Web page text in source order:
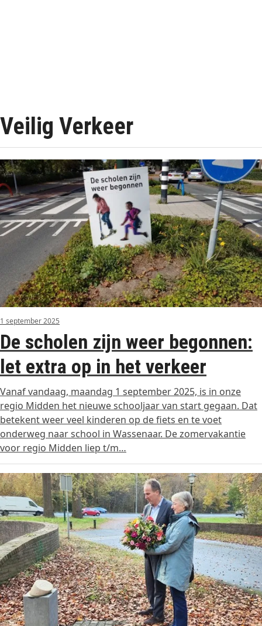
Veilig Verkeer
1 september 2025
De scholen zijn weer begonnen:
let extra op in het verkeer
Vanaf vandaag, maandag 1 september 2025, is in onze
regio Midden het nieuwe schooljaar van start gegaan. Dat
betekent weer veel kinderen op de fiets en te voet
onderweg naar school in Wassenaar. De zomervakantie
voor regio Midden liep t/m…